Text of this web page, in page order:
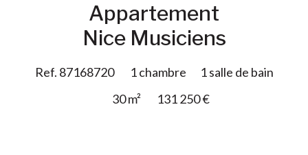
Appartement
Nice Musiciens
Ref. 87168720 1 chambre
1 salle de bain
30 m²
131 250 €